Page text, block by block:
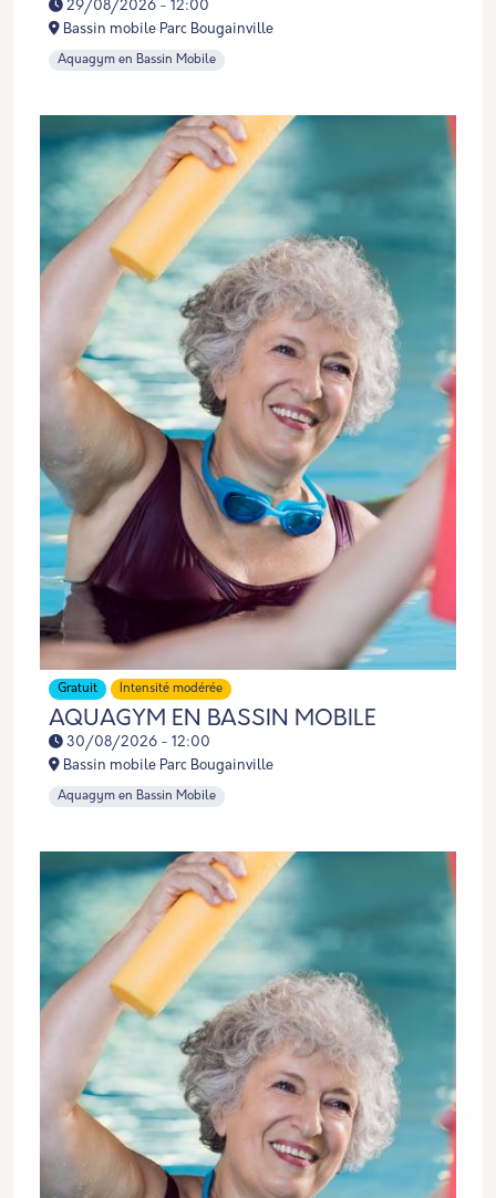
29/08/2026 - 12:00
Bassin mobile Parc Bougainville
Aquagym en Bassin Mobile
Gratuit Intensité modérée
AQUAGYM EN BASSIN MOBILE
30/08/2026 - 12:00
Bassin mobile Parc Bougainville
Aquagym en Bassin Mobile